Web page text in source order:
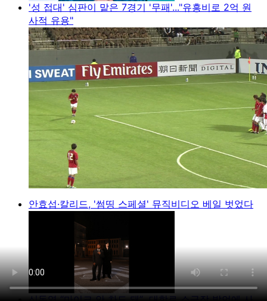
'성 접대' 심판이 맡은 7경기 '무패'..."유흥비로 2억 원
사적 유용"
안효섭·칼리드, '썸띵 스페셜' 뮤직비디오 베일 벗었다